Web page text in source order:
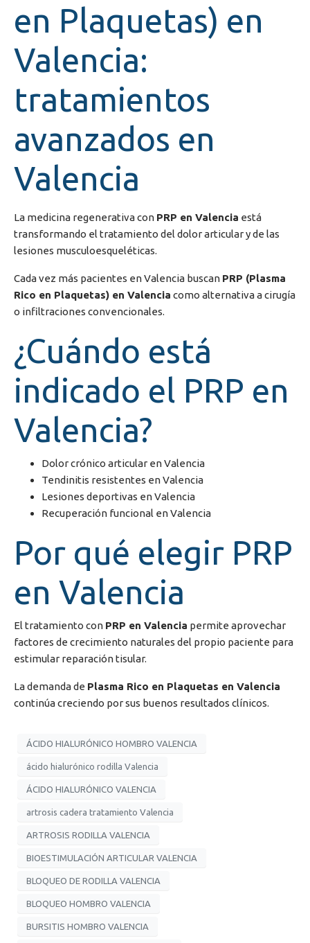
en Plaquetas) en
Valencia:
tratamientos
avanzados en
Valencia
La medicina regenerativa con PRP en Valencia está
transformando el tratamiento del dolor articular y de las
lesiones musculoesqueléticas.
Cada vez más pacientes enValencia buscan PRP (Plasma
Rico en Plaquetas) en Valencia como alternativa a cirugía
o infiltraciones convencionales.
¿Cuándo está
indicado el PRP en
Valencia?
Dolor crónico articular en Valencia
Tendinitis resistentes en Valencia
Lesiones deportivas en Valencia
Recuperación funcional en Valencia
Por qué elegir PRP
en Valencia
El tratamiento con PRP en Valencia permite aprovechar
factores de crecimiento naturales del propio paciente para
estimular reparación tisular.
La demanda de Plasma Rico en Plaquetas en Valencia
continúa creciendo por sus buenos resultados clínicos.
ÁCIDO HIALURÓNICO HOMBRO VALENCIA
ácido hialurónico rodilla Valencia
ÁCIDO HIALURÓNICO VALENCIA
artrosis cadera tratamiento Valencia
ARTROSIS RODILLA VALENCIA
BIOESTIMULACIÓN ARTICULAR VALENCIA
BLOQUEO DE RODILLA VALENCIA
BLOQUEO HOMBRO VALENCIA
BURSITIS HOMBRO VALENCIA